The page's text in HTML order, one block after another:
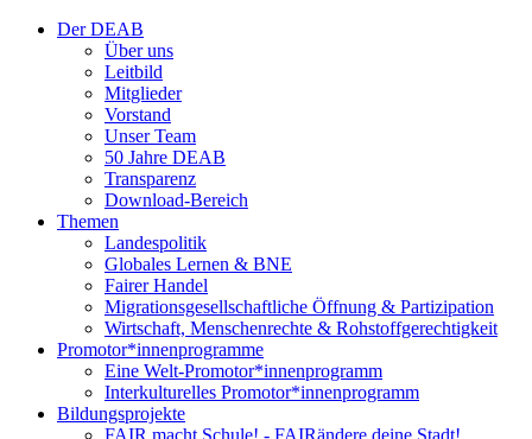
Der DEAB
Über uns
Leitbild
Mitglieder
Vorstand
Unser Team
50 Jahre DEAB
Transparenz
Download-Bereich
Themen
Landespolitik
Globales Lernen & BNE
Fairer Handel
Migrationsgesellschaftliche Öffnung & Partizipation
Wirtschaft, Menschenrechte & Rohstoffgerechtigkeit
Promotor*innen­programme
Eine Welt-Promotor*innenprogramm
Interkulturelles Promotor*innenprogramm
Bildungsprojekte
FAIR macht Schule! - FAIRändere deine Stadt!